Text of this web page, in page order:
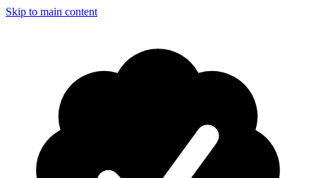
Skip to main content